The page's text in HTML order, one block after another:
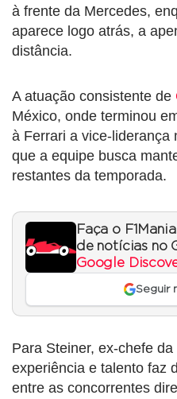
à frente da Mercedes,
aparece logo atrás, a
distância.
A atuação consistente de
México, onde terminou
à Ferrari a vice-liderança
que a equipe busca
restantes da temporada.
Faça o
de notícias no
Google
Seguir
Para Steiner, ex-chefe
experiência e talento faz
entre as concorrentes